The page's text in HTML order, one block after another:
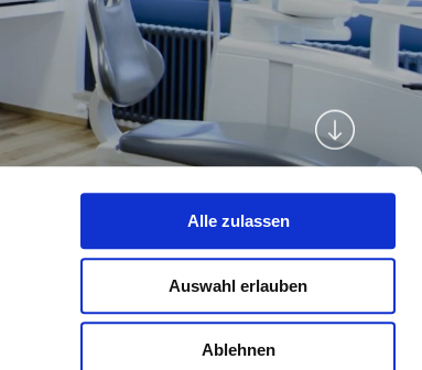
Alle zulassen
Auswahl erlauben
Ablehnen